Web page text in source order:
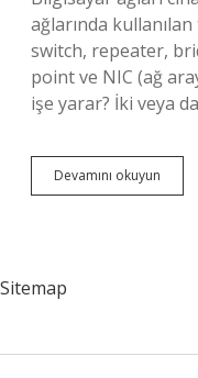
ağlarında
switch, repeater,
point ve NIC (ağ
işe yarar? İki veya
Devamını okuyun
Sitemap